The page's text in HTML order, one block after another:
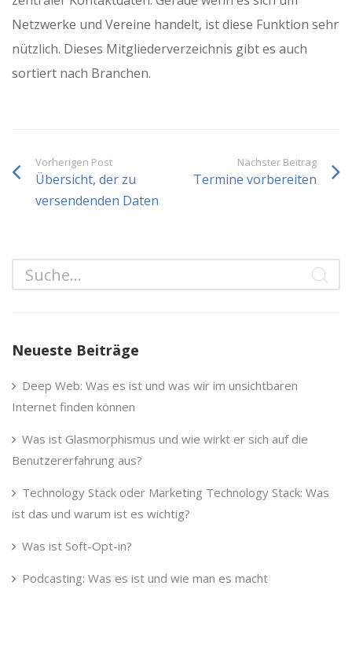
Netzwerke und Vereine handelt, ist diese Funktion sehr
nützlich. Dieses Mitgliederverzeichnis gibt es auch
sortiert nach Branchen.
Vorherigen Post
Übersicht, der zu
versendenden Daten
Nächster Beitrag
Termine vorbereiten
Neueste Beiträge
Deep Web: Was es ist und was wir im unsichtbaren
Internet finden können
Was ist Glasmorphismus und wie wirkt er sich auf die
Benutzererfahrung aus?
Technology Stack oder Marketing Technology Stack: Was
ist das und warum ist es wichtig?
Was ist Soft-Opt-in?
Podcasting: Was es ist und wie man es macht